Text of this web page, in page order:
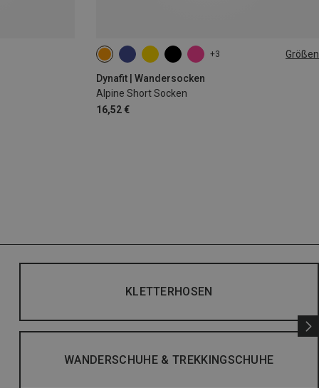
+3 Größen
Dynafit | Wandersocken
Alpine Short Socken
16,52 €
35|36|37|38 39|40|41|42
KLETTERHOSEN
WANDERSCHUHE & TREKKINGSCHUHE